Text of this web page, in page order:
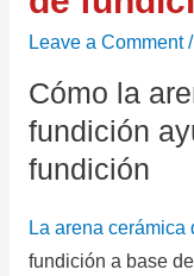
Leave a Comment /
Cómo la
fundición
fundición
La arena cerámica
fundición a base